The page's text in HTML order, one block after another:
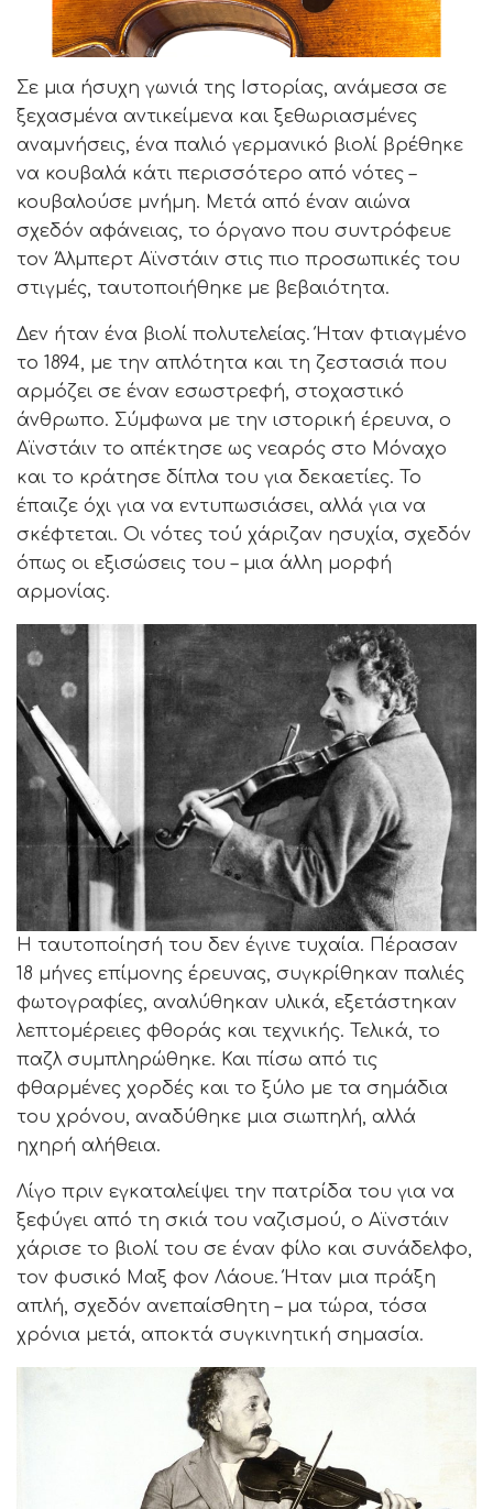
Σε μια ήσυχη γωνιά της Ιστορίας, ανάμεσα σε
ξεχασμένα αντικείμενα και ξεθωριασμένες
αναμνήσεις, ένα παλιό γερμανικό βιολί βρέθηκε
να κουβαλά κάτι περισσότερο από νότες –
κουβαλούσε μνήμη. Μετά από έναν αιώνα
σχεδόν αφάνειας, το όργανο που συντρόφευε
τον Άλμπερτ Αϊνστάιν στις πιο προσωπικές του
στιγμές, ταυτοποιήθηκε με βεβαιότητα.
Δεν ήταν ένα βιολί πολυτελείας. Ήταν φτιαγμένο
το 1894, με την απλότητα και τη ζεστασιά που
αρμόζει σε έναν εσωστρεφή, στοχαστικό
άνθρωπο. Σύμφωνα με την ιστορική έρευνα, ο
Αϊνστάιν το απέκτησε ως νεαρός στο Μόναχο
και το κράτησε δίπλα του για δεκαετίες. Το
έπαιζε όχι για να εντυπωσιάσει, αλλά για να
σκέφτεται. Οι νότες τού χάριζαν ησυχία, σχεδόν
όπως οι εξισώσεις του – μια άλλη μορφή
αρμονίας.
Η ταυτοποίησή του δεν έγινε τυχαία. Πέρασαν
18 μήνες επίμονης έρευνας, συγκρίθηκαν παλιές
φωτογραφίες, αναλύθηκαν υλικά, εξετάστηκαν
λεπτομέρειες φθοράς και τεχνικής. Τελικά, το
παζλ συμπληρώθηκε. Και πίσω από τις
φθαρμένες χορδές και το ξύλο με τα σημάδια
του χρόνου, αναδύθηκε μια σιωπηλή, αλλά
ηχηρή αλήθεια.
Λίγο πριν εγκαταλείψει την πατρίδα του για να
ξεφύγει από τη σκιά του ναζισμού, ο Αϊνστάιν
χάρισε το βιολί του σε έναν φίλο και συνάδελφο,
τον φυσικό Μαξ φον Λάουε. Ήταν μια πράξη
απλή, σχεδόν ανεπαίσθητη – μα τώρα, τόσα
χρόνια μετά, αποκτά συγκινητική σημασία.